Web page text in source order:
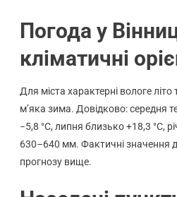
Погода у
кліматичні
Для міста характерні вологе
м’яка зима. Довідково: середня
−5,8 °C, липня близько +18,3 °C,
630–640 мм. Фактичні значення
прогнозу вище.